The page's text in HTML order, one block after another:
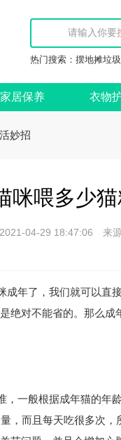
热门搜索： 摆地摊垃
家居保养 衣物
妙招
咪喂多少
04-29 18:47:06 来
成年了，我们就可以直
绝对不能省的。那么成
，一般根据成年猫的年
，而且每天吃很多次